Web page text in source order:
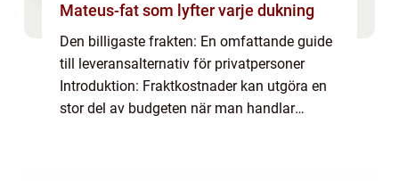
Mateus-fat som lyfter varje dukning
Den billigaste frakten: En omfattande guide
till leveransalternativ för privatpersoner
Introduktion: Fraktkostnader kan utgöra en
stor del av budgeten när man handlar